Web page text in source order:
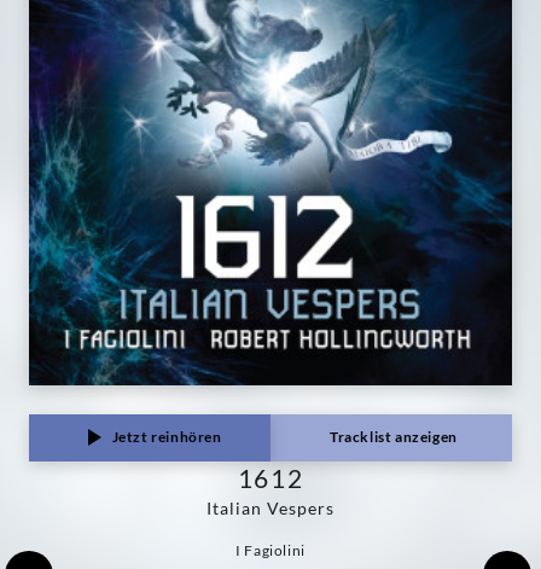
Hollingworth
Decca
Classics
Jetzt reinhören Tracklist anzeigen
1612
Italian Vespers
I Fagiolini